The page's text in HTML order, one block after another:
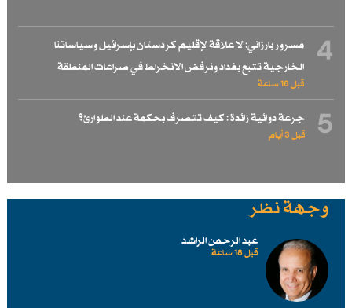
4
مسرور بارزاني: لا علاقة لإقليم كردستان بإسرائيل وسياساتنا
الخارجية تتبع بغداد ونرفض الانخراط في صراعات المنطقة
قبل 18 ساعة
5 جرعة دوائية زائدة : كيف تتصرف بحكمة عند الطوارئ؟
قبل 3 أيام
وجهة نظر
عبد الرحمن الراشد
قبل 18 ساعة